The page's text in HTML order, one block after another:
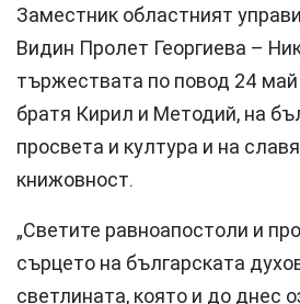
Заместник областният
Видин Пролет Георгиева –
тържествата по повод 24
братя Кирил и Методий, на
просвета и култура и на
книжовност.
„Светите равноапостоли и
сърцето на българската
светлината, която и до днес